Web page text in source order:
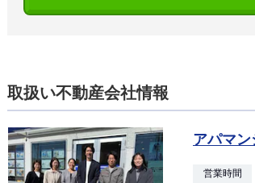
取扱い不動産会社情報
アパマ
営業時間